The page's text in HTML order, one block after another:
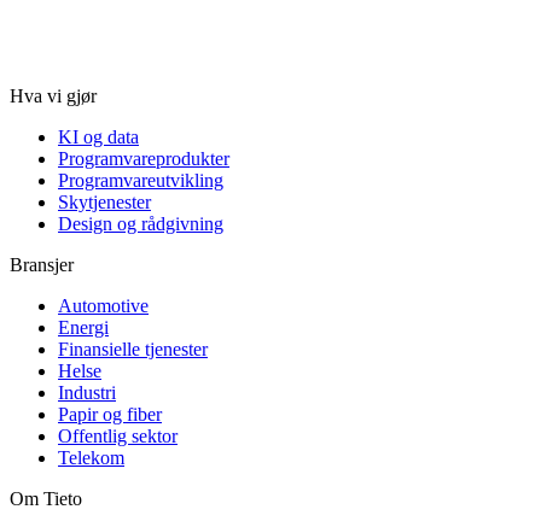
Hva vi gjør
KI og data
Programvareprodukter
Programvareutvikling
Skytjenester
Design og rådgivning
Bransjer
Automotive
Energi
Finansielle tjenester
Helse
Industri
Papir og fiber
Offentlig sektor
Telekom
Om Tieto